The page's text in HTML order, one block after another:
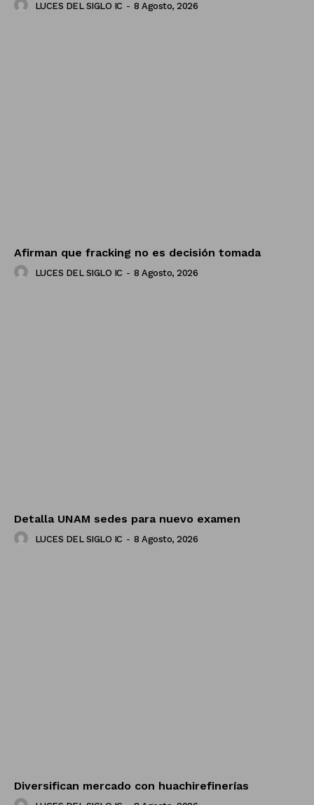
LUCES DEL SIGLO IC - 8 Agosto, 2026
Afirman que fracking no es decisión tomada
LUCES DEL SIGLO IC - 8 Agosto, 2026
Detalla UNAM sedes para nuevo examen
LUCES DEL SIGLO IC - 8 Agosto, 2026
Diversifican mercado con huachirefinerías